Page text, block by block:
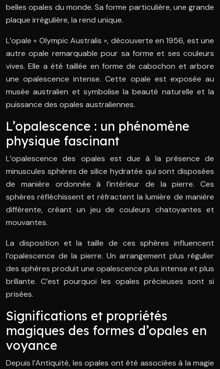
belles opales du monde. Sa forme particulière, une grande
plaque irrégulière, la rend unique.
L’opale « Olympic Australis », découverte en 1956, est une
autre opale remarquable pour sa forme et ses couleurs
vives. Elle a été taillée en forme de cabochon et arbore
une opalescence intense. Cette opale est exposée au
musée australien et symbolise la beauté naturelle et la
puissance des opales australiennes.
L’opalescence : un phénomène
physique fascinant
L’opalescence des opales est due à la présence de
minuscules sphères de silice hydratée qui sont disposées
de manière ordonnée à l’intérieur de la pierre. Ces
sphères réfléchissent et réfractent la lumière de manière
différente, créant un jeu de couleurs chatoyantes et
mouvantes.
La disposition et la taille de ces sphères influencent
l’opalescence de la pierre. Un arrangement plus régulier
des sphères produit une opalescence plus intense et plus
brillante. C’est pourquoi les opales précieuses sont si
prisées.
Significations et propriétés
magiques des formes d’opales en
voyance
Depuis l’Antiquité, les opales ont été associées à la magie